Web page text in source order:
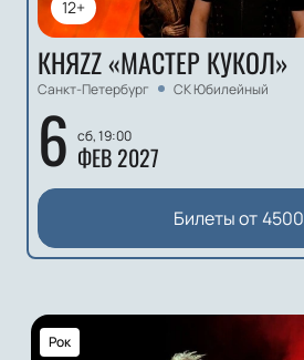
12+
КНЯZZ «МАСТЕР КУКОЛ»
Санкт-Петербург СК Юбилейный
6 сб, 19:00
ФЕВ 2027
Билеты от4500
Рок